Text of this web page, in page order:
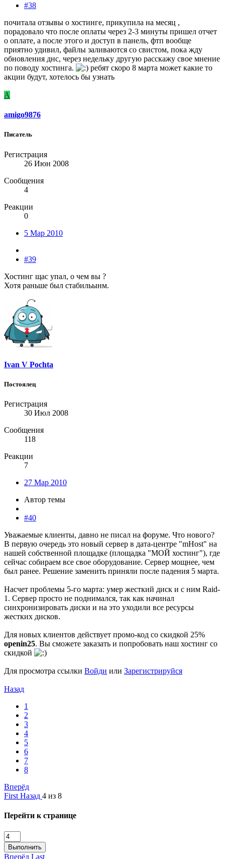
#38
почитала отзывы о хостинге, прикупила на месяц ,
порадовало что после оплаты через 2-3 минуты пришел отчет
о оплате, а после этого и доступ в панель, фтп вообще
приятно удивил, файлы заливаются со свистом, пока жду
обновления днс, через недельку другую расскажу свое мнение
по поводу хостинга.
ребят скоро 8 марта может какие то
акции будут, хотелось бы узнать
A
amigo9876
Писатель
Регистрация
26 Июн 2008
Сообщения
4
Реакции
0
5 Мар 2010
#39
Хостинг щас упал, о чем вы ?
Хотя раньше был стабильынм.
Ivan V Pochta
Постоялец
Регистрация
30 Июл 2008
Сообщения
118
Реакции
7
27 Мар 2010
Автор темы
#40
Уважаемые клиенты, давно не писал на форуме. Что нового?
В первую очередь это новый сервер в дата-центре "mHost" на
нашей собственной площадке (площадка "МОЙ хостинг"), где
сейчас собираем все свое оборудование. Сервер мощнее, чем
был ранее. Решение заменить приняли после падения 5 марта.
Насчет проблемы 5-го марта: умер жесткий диск и с ним Raid-
1. Сервер просто не поднимался, так как начинал
синхронизировать диски и на это уходили все ресурсы
жестких дисков.
Для новых клиентов действует промо-код со скидкой 25%
openin25. Вы сможете заказать и попробовать наш хостинг со
скидкой
Для просмотра ссылки Войди или Зарегистрируйся
Назад
1
2
3
4
5
6
7
8
Вперёд
First Назад 4 из 8
Перейти к странице
Выполнить
Вперёд Last